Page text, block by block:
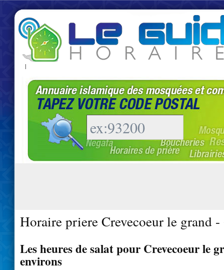
|
Horaire priere Crevecoeur le grand
Les heures de salat pour Crevecoeur le
environs